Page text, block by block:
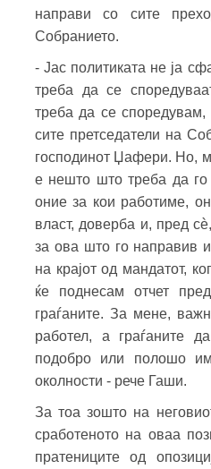
направи со сите
Собранието.
- Јас политиката не ја
треба да се
треба да се
сите претседатели на
господинот Џафери. Но,
е нешто што треба да го
оние за кои работиме,
власт, доверба и, пред
за ова што го направив
на крајот од мандатот,
ќе поднесам отчет
граѓаните. За мене,
работел, а граѓаните
подобро или полошо
околности - рече Гаши.
За тоа зошто на
сработеното на оваа
пратениците од